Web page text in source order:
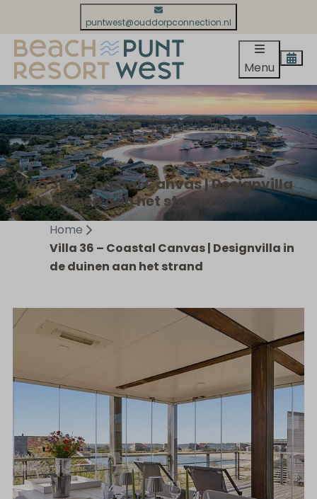
puntwest@ouddorpconnection.nl
Menu
Villa 36 – Coastal Canvas | Designvilla
in de duinen aan het strand
Home
Villa 36 – Coastal Canvas | Designvilla in
de duinen aan het strand